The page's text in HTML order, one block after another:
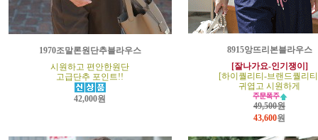
1970조말론원단추블라우스
시원하고 편안한원단
고급단추 포인트!!
42,000원
8915앙뜨리본블라우스
[잘나가요-인기쟁이]
[하이퀄리티-브랜드퀄리
귀엽고 시원하게
49,500원
43,600원